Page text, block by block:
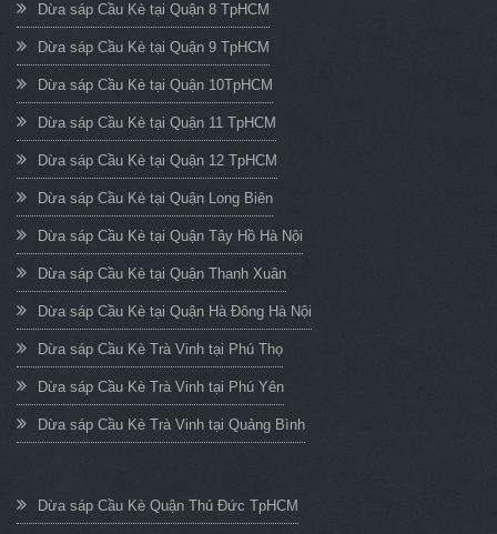
Dừa sáp Cầu Kè tại Quận 8 TpHCM
Dừa sáp Cầu Kè tại Quận 9 TpHCM
Dừa sáp Cầu Kè tại Quận 10TpHCM
Dừa sáp Cầu Kè tại Quận 11 TpHCM
Dừa sáp Cầu Kè tại Quận 12 TpHCM
Dừa sáp Cầu Kè tại Quận Long Biên
Dừa sáp Cầu Kè tại Quận Tây Hồ Hà Nội
Dừa sáp Cầu Kè tại Quận Thanh Xuân
Dừa sáp Cầu Kè tại Quận Hà Đông Hà Nội
Dừa sáp Cầu Kè Trà Vinh tại Phú Thọ
Dừa sáp Cầu Kè Trà Vinh tại Phú Yên
Dừa sáp Cầu Kè Trà Vinh tại Quảng Bình
Dừa sáp Cầu Kè Quận Thủ Đức TpHCM